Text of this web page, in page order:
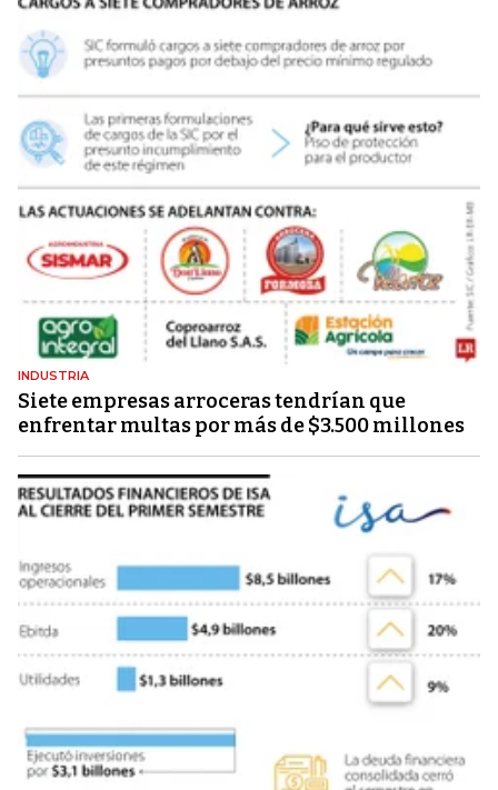
INDUSTRIA
Siete empresas arroceras tendrían que
enfrentar multas por más de $3.500 millones